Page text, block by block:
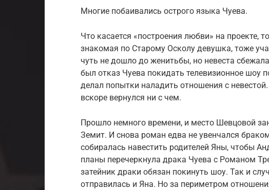
Многие побаивались острого языка Чуева.
Что касается «построения любви» на проекте,
знакомая по Старому Осколу девушка, тоже
чуть не дошло до женитьбы, но невеста
был отказ Чуева покидать телевизионное шоу
делал попытки наладить отношения с
вскоре вернулся ни с чем.
Прошло немного времени, и место Шевцовой
Земит. И снова роман едва не увенчался
собиралась навестить родителей Яны, чтобы
планы перечеркнула драка Чуева с Романом
затейник драки обязан покинуть шоу. Так и
отправилась и Яна. Но за периметром